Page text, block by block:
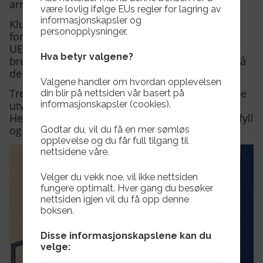
arrangeres i Bergen i august.
Klubbens sportslige leder, Rune Hoem, er glad
for at Sanna og Kurt nå får muligheten til å ta
UEFA B-lisens, og trekker frem at Herd som
breddeklubb kan vise til B-lisensierte trenere på
de fleste av våre ungdomslag.
Trenerkompetanse er en nøkkel til å skape gode
utviklingsmiljøer for våre unge spillere, og vi i
Herd skal fortsette å legge til rette for faglig påfyll
og inspirasjon.
være lovlig ifølge EUs regler for lagring av
informasjonskapsler og
personopplysninger.
Hva betyr valgene?
Valgene handler om hvordan opplevelsen
din blir på nettsiden vår basert på
informasjonskapsler (cookies).
Godtar du, vil du få en mer sømløs
opplevelse og du får full tilgang til
nettsidene våre.
Velger du vekk noe, vil ikke nettsiden
fungere optimalt. Hver gang du besøker
nettsiden igjen vil du få opp denne
boksen.
Disse informasjonskapslene kan du
velge: